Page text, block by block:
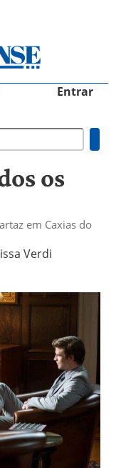
Entrar
os
em Caxias do
Verdi